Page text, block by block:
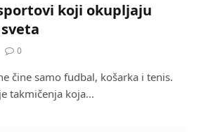
koji okupljaju
0
čine samo fudbal, košarka i tenis.
takmičenja koja…